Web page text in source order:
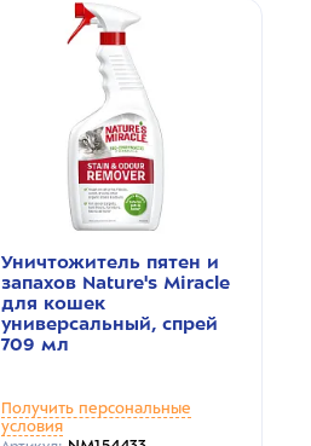
Уничтожитель пятен и
запахов Nature's Miracle
для кошек
универсальный, спрей
709 мл
Получить персональные
условия